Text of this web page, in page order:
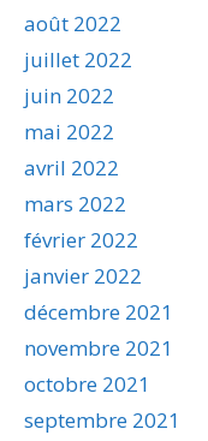
août 2022
juillet 2022
juin 2022
mai 2022
avril 2022
mars 2022
février 2022
janvier 2022
décembre 2021
novembre 2021
octobre 2021
septembre 2021